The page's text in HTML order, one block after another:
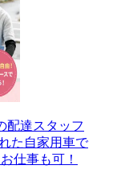
配達スタッフ
た自家用車で
仕事も可！